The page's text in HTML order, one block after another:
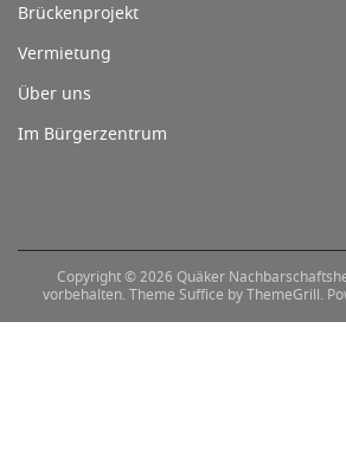
Brückenprojekt
Vermietung
Über uns
Im Bürgerzentrum
Copyright © 2026 Quäker
vorbehalten. Theme Suffice by ThemeGrill.